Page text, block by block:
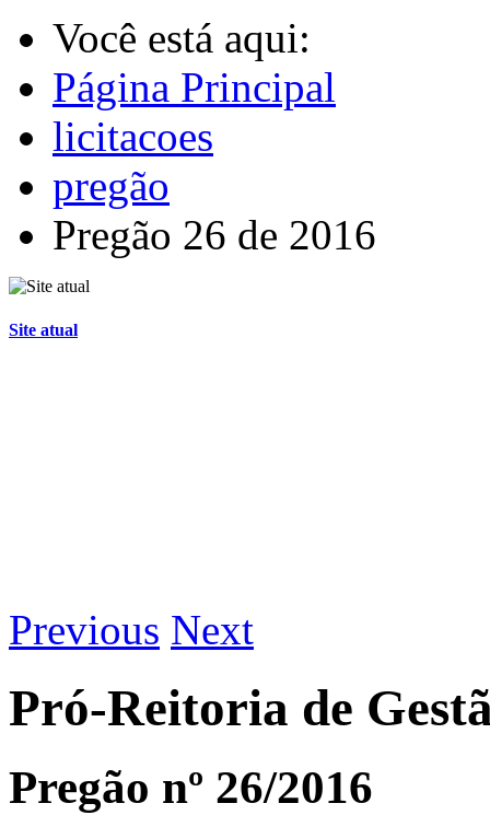
Você está aqui:
Página Principal
licitacoes
pregão
Pregão 26 de 2016
Site atual
Previous Next
Pró-Reitoria de
Pregão nº 26/2016